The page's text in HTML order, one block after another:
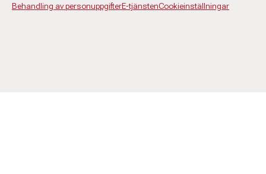
Behandling av personuppgifterE-tjänstenCookieinställningar